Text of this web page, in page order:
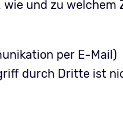
und zu welchem
per E-Mail)
durch Dritte ist